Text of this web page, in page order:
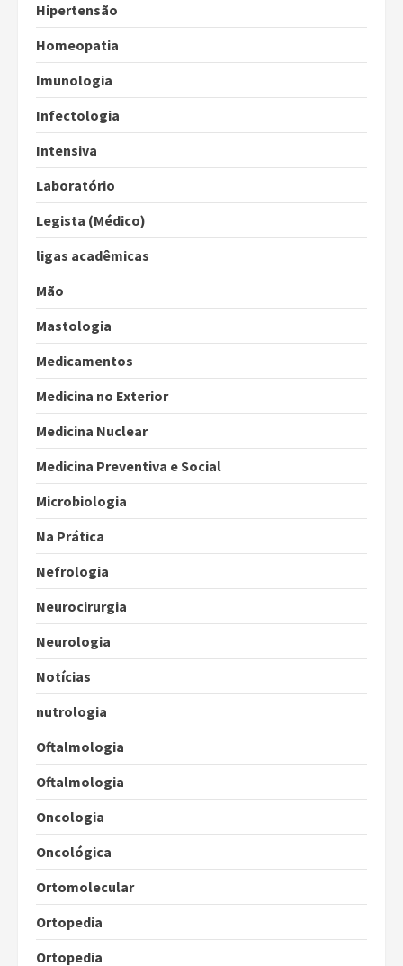
Hipertensão
Homeopatia
Imunologia
Infectologia
Intensiva
Laboratório
Legista (Médico)
ligas acadêmicas
Mão
Mastologia
Medicamentos
Medicina no Exterior
Medicina Nuclear
Medicina Preventiva e Social
Microbiologia
Na Prática
Nefrologia
Neurocirurgia
Neurologia
Notícias
nutrologia
Oftalmologia
Oftalmologia
Oncologia
Oncológica
Ortomolecular
Ortopedia
Ortopedia